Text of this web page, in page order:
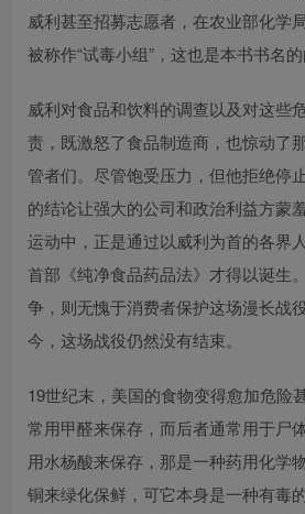
威利甚至招募志愿者，在农业部化学
被称作“试毒小组”，这也是本书书名的
威利对食品和饮料的调查以及对这些
责，既激怒了食品制造商，也惊动了
管者们。尽管饱受压力，但他拒绝停
的结论让强大的公司和政治利益方蒙
运动中，正是通过以威利为首的各界
首部《纯净食品药品法》才得以诞生
争，则无愧于消费者保护这场漫长战
今，这场战役仍然没有结束。
19世纪末，美国的食物变得愈加危险
常用甲醛来保存，而后者通常用于尸
用水杨酸来保存，那是一种药用化学
铜来绿化保鲜，可它本身是一种有毒